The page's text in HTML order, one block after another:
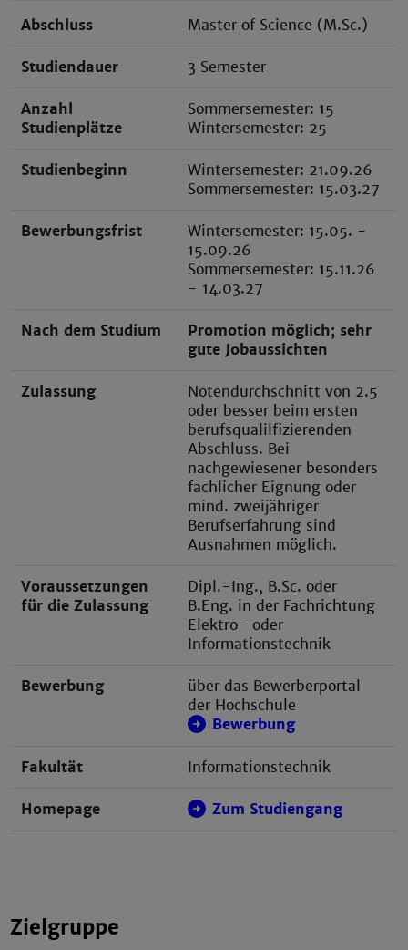
Abschluss Master of Science (M.Sc.)
Studiendauer 3 Semester
Anzahl
Studienplätze
Sommersemester: 15
Wintersemester: 25
Studienbeginn
Wintersemester: 21.09.26
Sommersemester: 15.03.27
Bewerbungsfrist
Wintersemester: 15.05. -
15.09.26
Sommersemester: 15.11.26
- 14.03.27
Nach dem Studium
Promotion möglich; sehr
gute Jobaussichten
Zulassung
Notendurchschnitt von 2.5
oder besser beim ersten
berufsqualilfizierenden
Abschluss. Bei
nachgewiesener besonders
fachlicher Eignung oder
mind. zweijähriger
Berufserfahrung sind
Ausnahmen möglich.
Voraussetzungen
für die Zulassung
Dipl.-Ing., B.Sc. oder
B.Eng. in der Fachrichtung
Elektro- oder
Informationstechnik
Bewerbung
über das Bewerberportal
der Hochschule
Bewerbung
Fakultät Informationstechnik
Homepage Zum Studiengang
Zielgruppe